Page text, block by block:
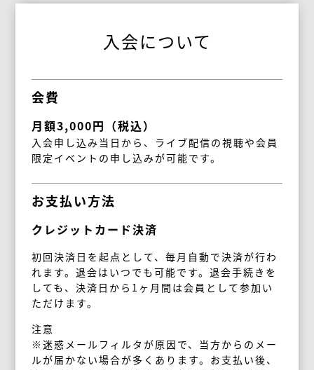
入会について
会費
月額3,000円（税込）
入会申し込み当日から、ライブ配信の視聴や会員
限定イベントの申し込みが可能です。
お支払い方法
クレジットカード決済
初回決済日を起点として、毎月自動で決済が行わ
れます。退会はいつでも可能です。退会手続きを
しても、決済日から1ヶ月間は会員として参加い
ただけます。
注意
※迷惑メールフィルタが原因で、当方からのメー
ルが届かない場合が多くあります。お支払い後、